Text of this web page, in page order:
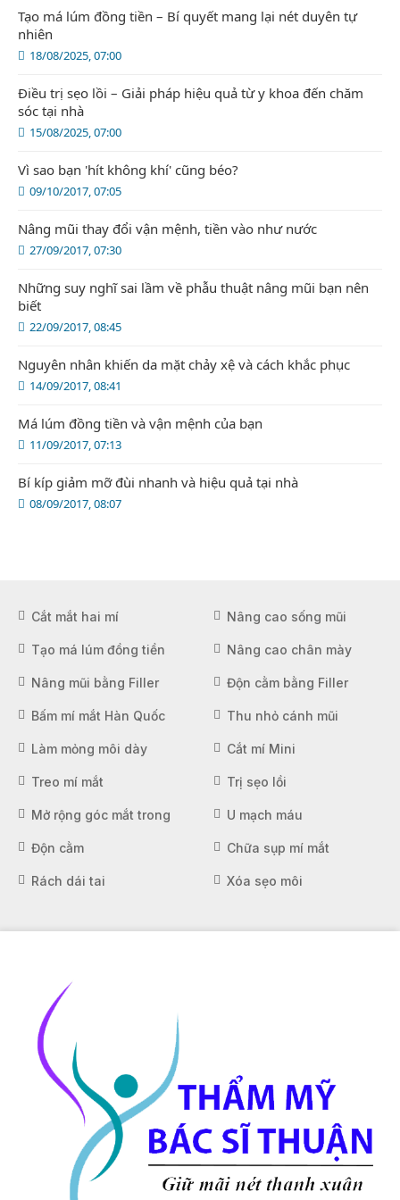
18/08/2025, 07:00
Tạo má lúm đồng tiền – Bí quyết mang lại nét duyên tự
nhiên
15/08/2025, 07:00
Điều trị sẹo lồi – Giải pháp hiệu quả từ y khoa đến chăm
sóc tại nhà
09/10/2017, 07:05
Vì sao bạn 'hít không khí' cũng béo?
27/09/2017, 07:30
Nâng mũi thay đổi vận mệnh, tiền vào như nước
22/09/2017, 08:45
Những suy nghĩ sai lầm về phẫu thuật nâng mũi bạn nên
biết
14/09/2017, 08:41
Nguyên nhân khiến da mặt chảy xệ và cách khắc phục
11/09/2017, 07:13
Má lúm đồng tiền và vận mệnh của bạn
08/09/2017, 08:07
Bí kíp giảm mỡ đùi nhanh và hiệu quả tại nhà
Cắt mắt hai mí Nâng cao sống mũi
Tạo má lúm đồng tiền Nâng cao chân mày
Nâng mũi bằng Filler Độn cằm bằng Filler
Bấm mí mắt Hàn Quốc Thu nhỏ cánh mũi
Làm mỏng môi dày Cắt mí Mini
Treo mí mắt Trị sẹo lồi
Mở rộng góc mắt trong U mạch máu
Độn cằm Chữa sụp mí mắt
Rách dái tai Xóa sẹo môi